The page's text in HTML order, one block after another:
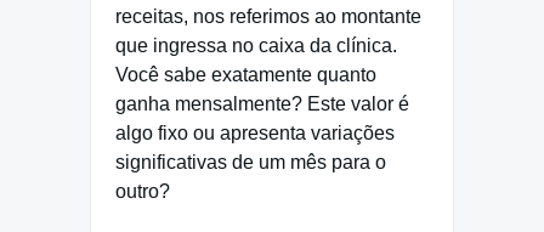
receitas, nos referimos ao montante
que ingressa no caixa da clínica.
Você sabe exatamente quanto
ganha mensalmente? Este valor é
algo fixo ou apresenta variações
significativas de um mês para o
outro?